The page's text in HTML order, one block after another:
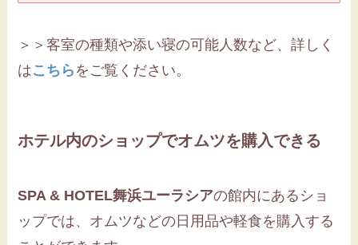
＞＞客室の種類や添い寝の可能人数など、詳しく
はこちら をご覧ください。
ホテル内のショップでオムツを購入できる
SPA & HOTEL舞浜ユーラシアの館内にあるショ
ップでは、オムツなどの日用品や軽食を購入する